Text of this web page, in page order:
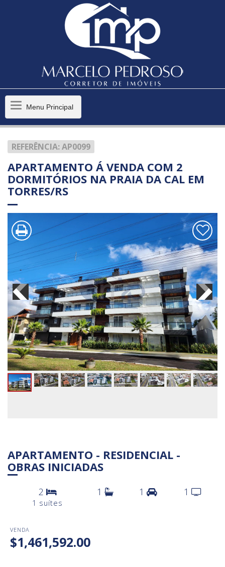
MenuMenu Principal
REFERÊNCIA: AP0099
APARTAMENTO Á VENDA COM 2
DORMITÓRIOS NA PRAIA DA CAL EM
TORRES/RS
APARTAMENTO - RESIDENCIAL -
OBRAS INICIADAS
2
1 suítes
1 1 1
VENDA
$1,461,592.00